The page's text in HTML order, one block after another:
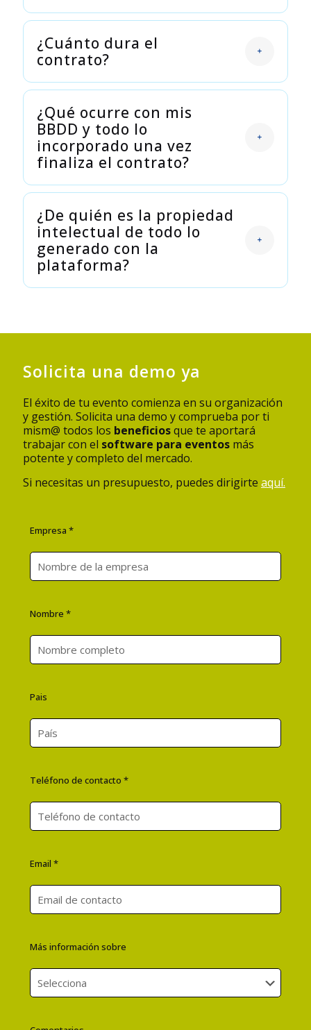
¿Cuánto dura el
contrato?
¿Qué ocurre con mis
BBDD y todo lo
incorporado una vez
finaliza el contrato?
¿De quién es la propiedad
intelectual de todo lo
generado con la
plataforma?
Solicita una demo ya
El éxito de tu evento comienza en su organización
y gestión. Solicita una demo y comprueba por ti
mism@ todos los beneficiosque te aportará
trabajar con el software para eventos más
potente y completo del mercado.
Si necesitas un presupuesto, puedes dirigirte aquí.
Empresa *
Nombre *
Pais
Teléfono de contacto *
Email *
Más información sobre